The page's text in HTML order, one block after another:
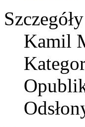
Szczegóły
Kamil